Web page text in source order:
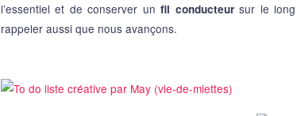
l’essentiel et de conserver unfil conducteursur le long
rappeler aussi que nous avançons.